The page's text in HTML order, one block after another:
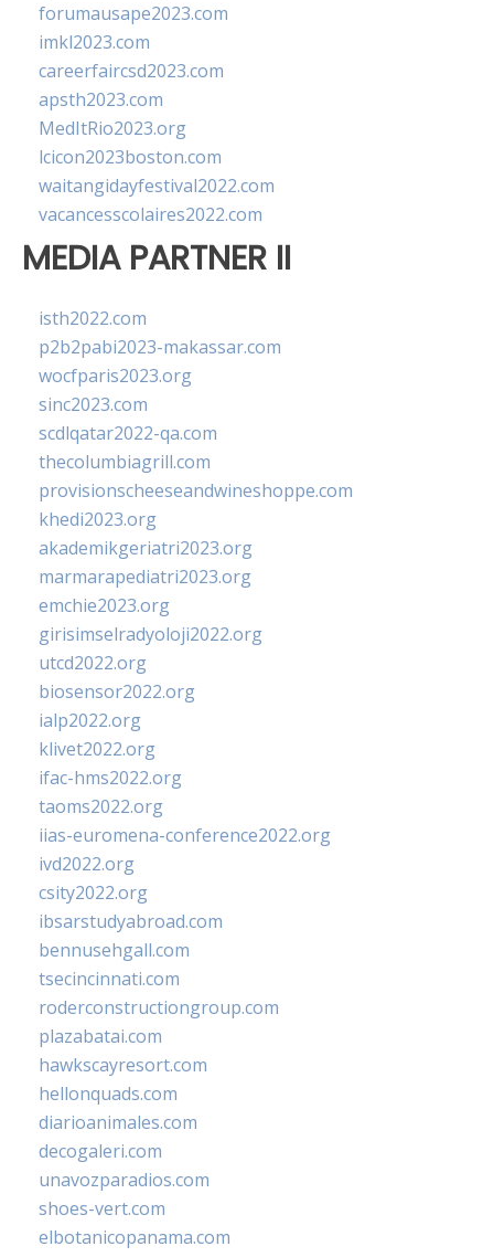
forumausape2023.com
imkl2023.com
careerfaircsd2023.com
apsth2023.com
MedItRio2023.org
lcicon2023boston.com
waitangidayfestival2022.com
vacancesscolaires2022.com
MEDIA PARTNER II
isth2022.com
p2b2pabi2023-makassar.com
wocfparis2023.org
sinc2023.com
scdlqatar2022-qa.com
thecolumbiagrill.com
provisionscheeseandwineshoppe.com
khedi2023.org
akademikgeriatri2023.org
marmarapediatri2023.org
emchie2023.org
girisimselradyoloji2022.org
utcd2022.org
biosensor2022.org
ialp2022.org
klivet2022.org
ifac-hms2022.org
taoms2022.org
iias-euromena-conference2022.org
ivd2022.org
csity2022.org
ibsarstudyabroad.com
bennusehgall.com
tsecincinnati.com
roderconstructiongroup.com
plazabatai.com
hawkscayresort.com
hellonquads.com
diarioanimales.com
decogaleri.com
unavozparadios.com
shoes-vert.com
elbotanicopanama.com